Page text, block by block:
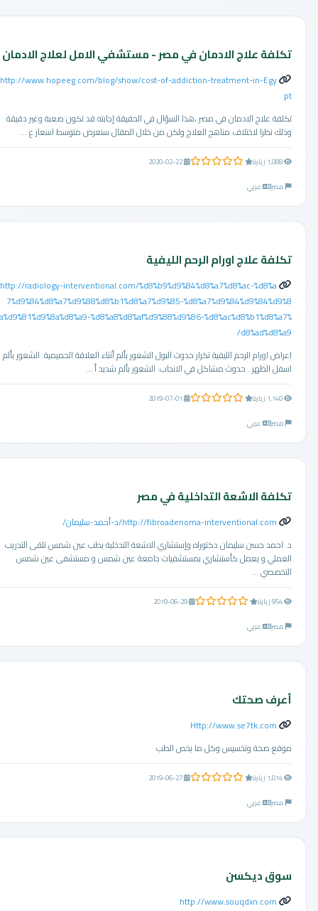
تكلفة علاج الادمان في مصر - مستشفي الامل لعلاج الادمان
http://www.hopeeg.com/blog/show/cost-of-addiction-treatment-in-Egy
تكلفة علاج الادمان في مصر ،هذا السؤال في الحقيقة إجابته قد تكون صعبة وغير دقيقة
وذلك نظرا لاختلاف مناهج العلاج ولكن من خلال المقال سنعرض متوسط اسعار ع ...
0.0 من 5 نجوم
2020-02-22
مصر
عربي
تكلفة علاج اورام الرحم الليفية
http://radiology-interventional.com/%d8%b9%d9%84%d8%a7%d8%ac-%d8%a
7%d9%84%d8%a7%d9%88%d8%b1%d8%a7%d9%85-%d8%a7%d9%84%d9%84%d9%8
a%d9%81%d9%8a%d8%a9-%d8%a8%d8%af%d9%88%d9%86-%d8%ac%d8%b1%d8%a7%
d8%ad%d8%a9/
اعراض اورام الرحم الليفية تكرار حدوث البول الشعور بألم أثناء العلاقة الحميمية. الشعور بألم
اسفل الظهر . حدوث مشاكل في الانجاب. الشعور بألم شديد أ ...
0.0 من 5 نجوم
2019-07-01
مصر
عربي
تكلفة الاشعة التداخلية في مصر
http://fibroadenoma-interventional.com/د-أحمد-سليمان/
د. احمد حسن سليمان دكتوراه وإستشاري الاشعة التدخلية بطب عين شمس تلقى التدريب
العملي و يعمل كأستشاري بمستشفيات جامعة عين شمس و مستشفى عين شمس
التخصصي ...
0.0 من 5 نجوم
2019-06-29
مصر
عربي
أعرف صحتك
Http://www.se7tk.com
موقع صحة وتخسيس وكل ما يخص الطب
0.0 من 5 نجوم
2019-06-27
مصر
عربي
سوق ديكسن
http://www.souqdxn.com